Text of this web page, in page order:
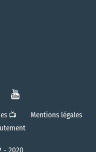
📺
Mentions légales
- 2020